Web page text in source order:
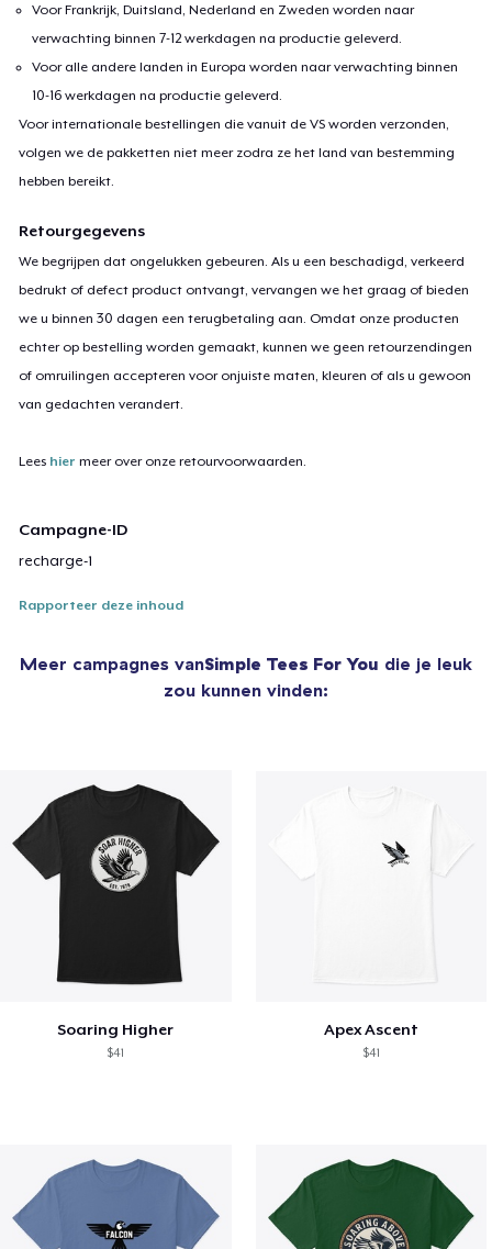
Voor Frankrijk, Duitsland, Nederland en Zweden worden naar
verwachting binnen 7-12 werkdagen na productie geleverd.
Voor alle andere landen in Europa worden naar verwachting binnen
10-16 werkdagen na productie geleverd.
Voor internationale bestellingen die vanuit de VS worden verzonden,
volgen we de pakketten niet meer zodra ze het land van bestemming
hebben bereikt.
Retourgegevens
We begrijpen dat ongelukken gebeuren. Als u een beschadigd, verkeerd
bedrukt of defect product ontvangt, vervangen we het graag of bieden
we u binnen 30 dagen een terugbetaling aan. Omdat onze producten
echter op bestelling worden gemaakt, kunnen we geen retourzendingen
of omruilingen accepteren voor onjuiste maten, kleuren of als u gewoon
van gedachten verandert.
Lees hier meer over onze retourvoorwaarden.
Campagne-ID
recharge-1
Rapporteer deze inhoud
Meer campagnes vanSimple Tees For You die je leuk
zou kunnen vinden:
Soaring Higher
$41
Apex Ascent
$41